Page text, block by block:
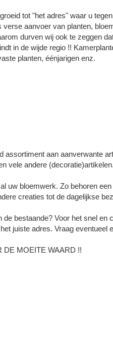
tot "het adres" waar u
aanvoer van planten,
durven wij ook te zeggen
in de wijde regio !!
planten, éénjarigen enz.
assortiment aan aanverwante
vele andere (decoratie)artikelen.
uw bloemwerk. Zo behoren
creaties tot de dagelijkse
bestaande? Voor het snel en
juiste adres. Vraag eventueel
DE MOEITE WAARD !!